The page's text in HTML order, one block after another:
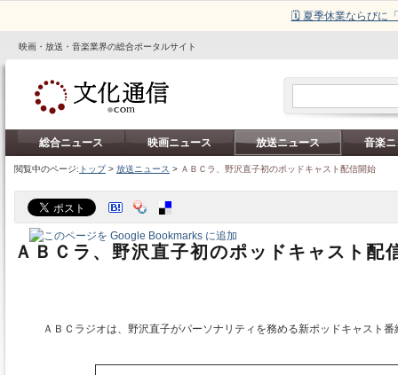
🗓️ 夏季休業ならびに
映画・放送・音楽業界の総合ポータルサイト
総合ニュース 映画ニュース 放送ニュース 音楽
閲覧中のページ: トップ> 放送ニュース > ＡＢＣラ、野沢直子初のポッドキャスト配信開始
ＡＢＣラ、野沢直子初のポッドキャスト配
ＡＢＣラジオは、野沢直子がパーソナリティを務める新ポッドキャスト